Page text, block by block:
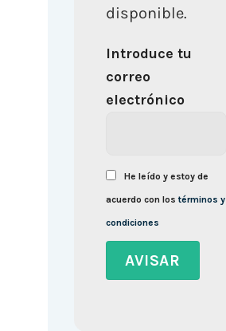
disponible.
Introduce tu
correo
electrónico
He leído y estoy de
acuerdo con lostérminos y
condiciones